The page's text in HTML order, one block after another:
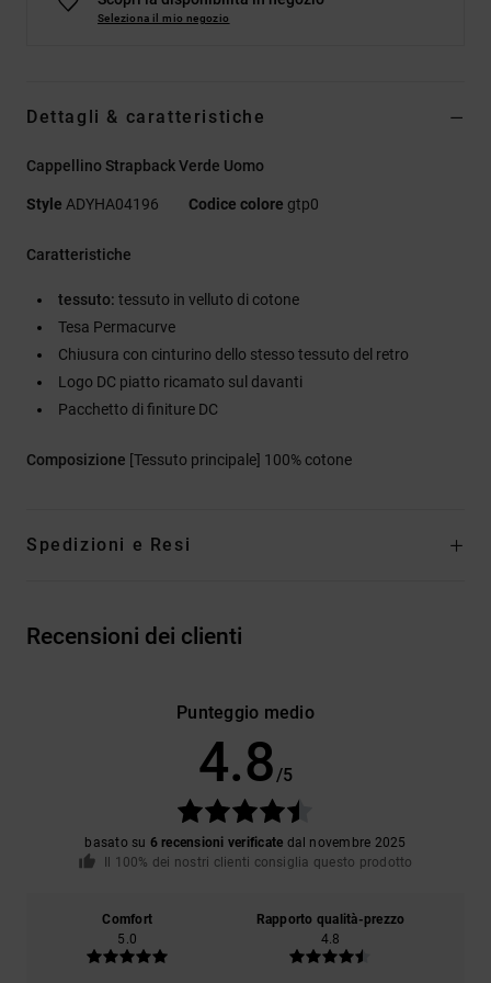
Seleziona il mio negozio
Dettagli & caratteristiche
Cappellino Strapback Verde Uomo
Style ADYHA04196 Codice colore gtp0
Caratteristiche
tessuto: tessuto in velluto di cotone
Tesa Permacurve
Chiusura con cinturino dello stesso tessuto del retro
Logo DC piatto ricamato sul davanti
Pacchetto di finiture DC
Composizione [Tessuto principale] 100% cotone
Spedizioni e Resi
Recensioni dei clienti
Punteggio medio
4.8/5
basato su 6 recensioni verificate dal novembre 2025
Il 100% dei nostri clienti consiglia questo prodotto
Comfort
5.0
Rapporto qualità-prezzo
4.8